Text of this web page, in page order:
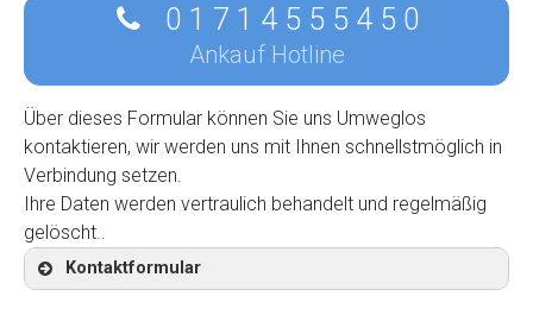
0 1 7 1 4 5 5 5 4 5 0
Ankauf Hotline
Über dieses Formular können Sie uns Umweglos
kontaktieren, wir werden uns mit Ihnen schnellstmöglich in
Verbindung setzen.
Ihre Daten werden vertraulich behandelt und regelmäßig
gelöscht..
Kontaktformular